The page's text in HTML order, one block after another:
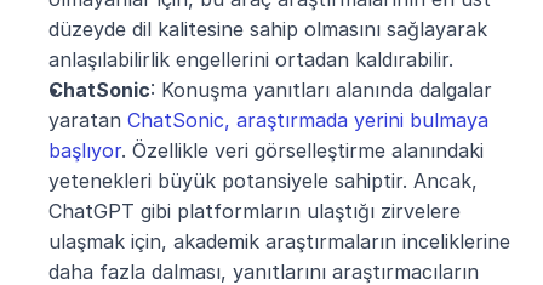
düzeyde dil kalitesine sahip olmasını sağlayarak
anlaşılabilirlik engellerini ortadan kaldırabilir.
ChatSonic: Konuşma yanıtları alanında dalgalar
yaratan ChatSonic, araştırmada yerini bulmaya
başlıyor. Özellikle veri görselleştirme alanındaki
yetenekleri büyük potansiyele sahiptir. Ancak,
ChatGPT gibi platformların ulaştığı zirvelere
ulaşmak için, akademik araştırmaların inceliklerine
daha fazla dalması, yanıtlarını araştırmacıların